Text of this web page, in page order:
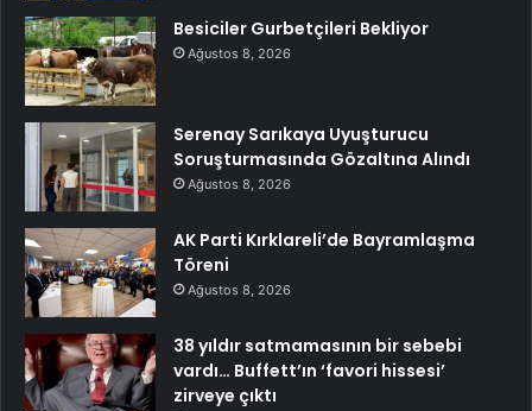
Besiciler Gurbetçileri Bekliyor
Ağustos 8, 2026
Serenay Sarıkaya Uyuşturucu
Soruşturmasında Gözaltına Alındı
Ağustos 8, 2026
AK Parti Kırklareli’de Bayramlaşma
Töreni
Ağustos 8, 2026
38 yıldır satmamasının bir sebebi
vardı… Buffett’ın ‘favori hissesi’
zirveye çıktı